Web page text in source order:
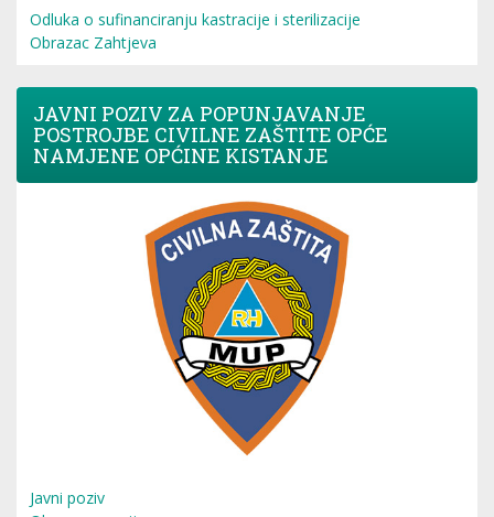
Odluka o sufinanciranju kastracije i sterilizacije
Obrazac Zahtjeva
JAVNI POZIV ZA POPUNJAVANJE
POSTROJBE CIVILNE ZAŠTITE OPĆE
NAMJENE OPĆINE KISTANJE
Javni poziv